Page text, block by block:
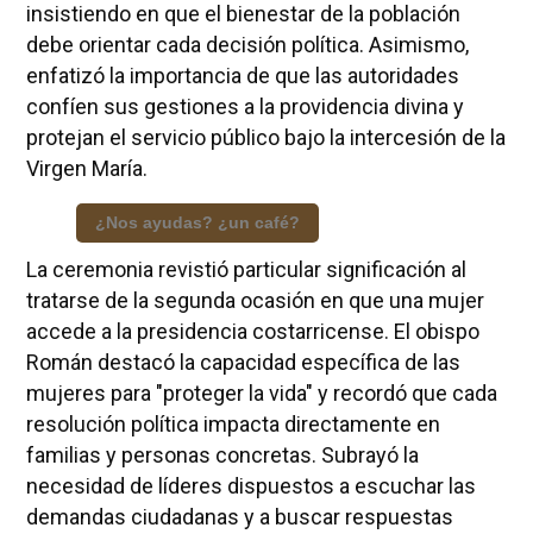
insistiendo en que el bienestar de la población
debe orientar cada decisión política. Asimismo,
enfatizó la importancia de que las autoridades
confíen sus gestiones a la providencia divina y
protejan el servicio público bajo la intercesión de la
Virgen María.
¿Nos ayudas? ¿un café?
La ceremonia revistió particular significación al
tratarse de la segunda ocasión en que una mujer
accede a la presidencia costarricense. El obispo
Román destacó la capacidad específica de las
mujeres para "proteger la vida" y recordó que cada
resolución política impacta directamente en
familias y personas concretas. Subrayó la
necesidad de líderes dispuestos a escuchar las
demandas ciudadanas y a buscar respuestas